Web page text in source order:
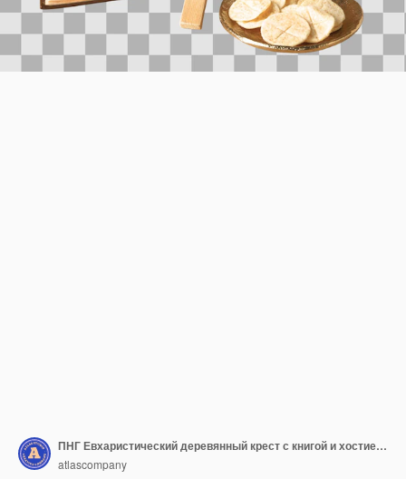
ПНГ Евхаристический деревянный крест с книгой и хостией, изолированными на белом фоне
atlascompany